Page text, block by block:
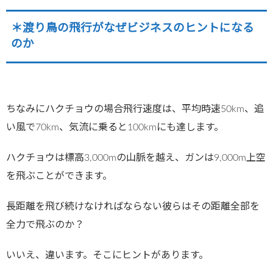
＊渡り鳥の飛行がなぜビジネスのヒントになる
のか
ちなみにハクチョウの場合飛行速度は、平均時速50km、追
い風で70km、気流に乗ると100kmにも達します。
ハクチョウは標高3,000mの山脈を越え、ガンは9,000m上空
を飛ぶことができます。
長距離を飛び続けなければならない彼らはその距離全部を
全力で飛ぶのか？
いいえ、違います。そこにヒントがあります。